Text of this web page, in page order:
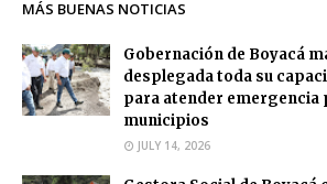
MÁS BUENAS NOTICIAS
Gobernación de Boyacá
desplegada toda su
para atender emergencia
municipios
JULY 14, 2026